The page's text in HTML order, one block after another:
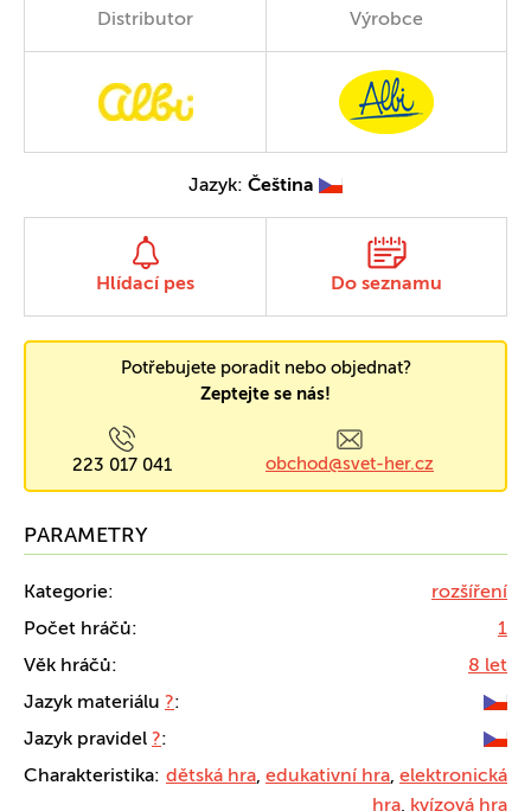
Distributor Výrobce
Jazyk: Čeština
Hlídací pes Do seznamu
Potřebujete poradit nebo objednat?
Zeptejte se nás!
223 017 041 obchod@svet-her.cz
PARAMETRY
Kategorie:
rozšíření
Počet hráčů:
1
Věk hráčů:
8 let
Jazyk materiálu ?:
Jazyk pravidel ?:
Charakteristika: dětská hra, edukativní hra, elektronická
hra, kvízová hra